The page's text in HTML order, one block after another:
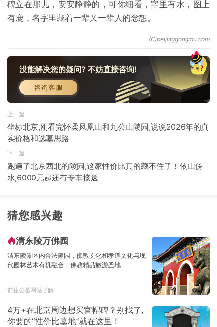
碑立在那儿，安安静静的，可你细看，字里有水，图上
有鹿，名字里藏着一辈又一辈人的念想。
没能解决您的疑问? 不妨直接咨询!
咨询客服
上一篇
坐标北京,刚看完怀柔凤凰山和九公山陵园,说说2026年的真
实价格和选墓思路
下一篇
跑遍了北京西北的陵园,这家性价比真的藏不住了！依山傍
水,6000元起还有专车接送
猜您感兴趣
清东陵万佛园
清东陵景区内合法陵园，佛教文化和孝道文化与现
代园林艺术有机融合，佛教精品旅游圣地
前往公墓网站了解
4万+在北京周边想买官帽碑？别找了,
你要的“性价比墓地”就在这里！